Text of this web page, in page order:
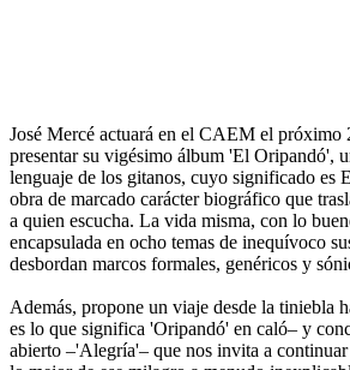
José Mercé actuará en el CAEM el próximo
presentar su vigésimo álbum 'El Oripandó',
lenguaje de los gitanos, cuyo significado es
obra de marcado carácter biográfico que
a quien escucha. La vida misma, con lo
encapsulada en ocho temas de inequívoco
desbordan marcos formales, genéricos y
Además, propone un viaje desde la tiniebla
es lo que significa 'Oripandó' en caló– y
abierto –'Alegría'– que nos invita a